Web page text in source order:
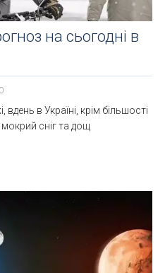
на сьогодні в
0
в Україні, крім більшості
сніг та дощ